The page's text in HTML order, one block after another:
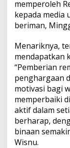
memperoleh
kepada media
beriman,
Menariknya,
mendapatkan
“Pemberian
penghargaan
motivasi bagi
memperbaiki
aktif dalam
berharap,
binaan
Wisnu.